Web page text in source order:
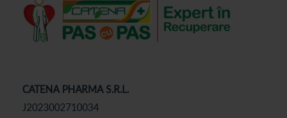
CATENA PHARMA S.R.L.
J2023002710034